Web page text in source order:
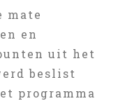
mate
en
uit het
beslist
programma